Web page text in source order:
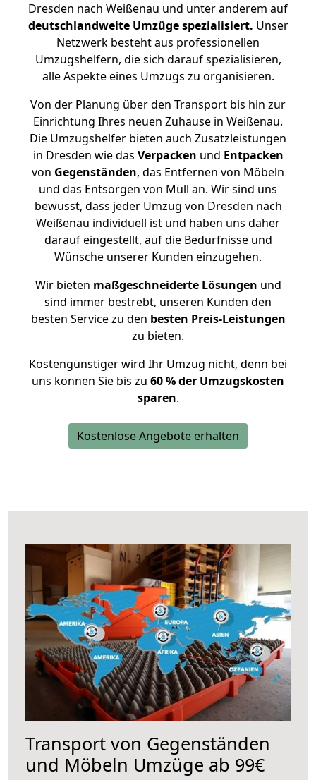
Dresden nach Weißenau und unter anderem auf
deutschlandweite Umzüge spezialisiert. Unser
Netzwerk besteht aus professionellen
Umzugshelfern, die sich darauf spezialisieren,
alle Aspekte eines Umzugs zu organisieren.
Von der Planung über den Transport bis hin zur
Einrichtung Ihres neuen Zuhause in Weißenau.
Die Umzugshelfer bieten auch Zusatzleistungen
in Dresden wie das Verpacken und Entpacken
von Gegenständen, das Entfernen von Möbeln
und das Entsorgen von Müll an. Wir sind uns
bewusst, dass jeder Umzug von Dresden nach
Weißenau individuell ist und haben uns daher
darauf eingestellt, auf die Bedürfnisse und
Wünsche unserer Kunden einzugehen.
Wir bieten maßgeschneiderte Lösungen und
sind immer bestrebt, unseren Kunden den
besten Service zu den besten Preis-Leistungen
zu bieten.
Kostengünstiger wird Ihr Umzug nicht, denn bei
uns können Sie bis zu 60 % der Umzugskosten
sparen.
Kostenlose Angebote erhalten
Transport von Gegenständen
und Möbeln Umzüge ab 99€